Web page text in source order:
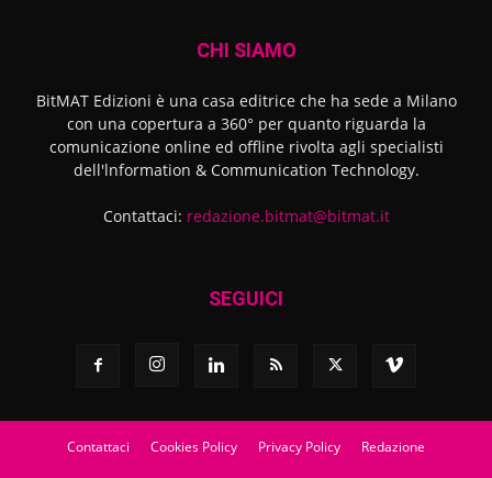
CHI SIAMO
BitMAT Edizioni è una casa editrice che ha sede a Milano
con una copertura a 360° per quanto riguarda la
comunicazione online ed offline rivolta agli specialisti
dell'lnformation & Communication Technology.
Contattaci: redazione.bitmat@bitmat.it
SEGUICI
Contattaci Cookies Policy Privacy Policy Redazione